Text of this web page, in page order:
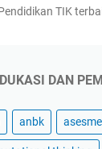
TIK
DAN
anbk